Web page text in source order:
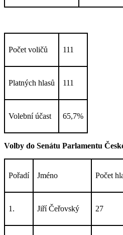
Počet voličů 111
Platných hlasů 111
Volební účast 65,7%
Volby do Senátu Parlamentu
Pořadí Jméno Počet
1. Jiří Čeřovský 27